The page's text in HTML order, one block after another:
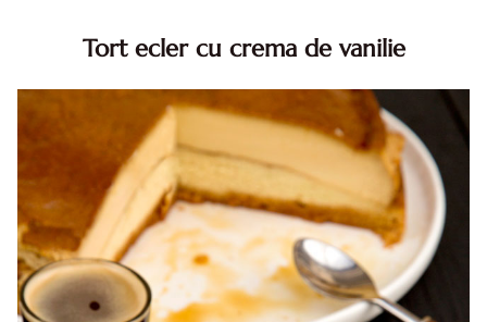
Tort ecler cu crema de vanilie
Reteta tort ecler. Tort ecler cu crema vanilie. Reteta
Karpatka